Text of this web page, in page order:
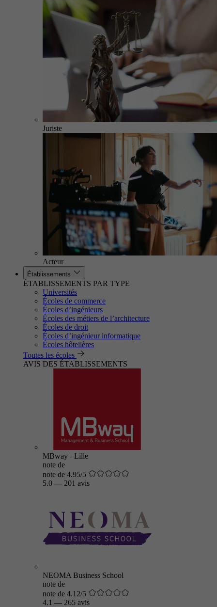
Juriste
Acteur
Établissements
ÉTABLISSEMENTS PAR TYPE
Universités
Écoles de commerce
Écoles d’ingénieurs
Écoles des métiers de l’architecture
Écoles de droit
Écoles d’ingénieur informatique
Écoles hôtelières
Toutes les écoles
AVIS DES ÉTABLISSEMENTS
MBway - Lille
note de
note de 4.95/5
5.0 — 201 avis
NEOMA Business School
note de
note de 4.12/5
4.1 — 265 avis